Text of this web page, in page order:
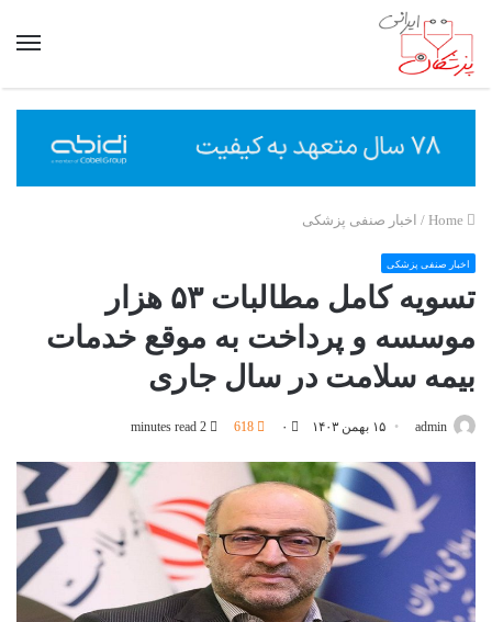
/ اخبار صنفی پزشکی
اخبار صنفی پزشکی
تسویه کامل مطالبات ۵۳ هزار
موسسه و پرداخت به موقع خدمات
بیمه سلامت در سال جاری
admin ۱۵ بهمن ۱۴۰۳ ۰ 618